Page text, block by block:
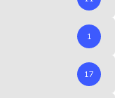
1
17